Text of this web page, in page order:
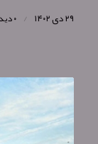
۲۹ دی ۱۴۰۲ / ۰ دیدگاه